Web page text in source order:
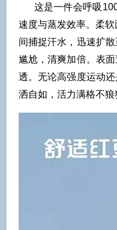
这是一件会呼吸
速度与蒸发效率。柔
间捕捉汗水，迅速扩
尴尬，清爽加倍。表
透。无论高强度运动
洒自如，活力满格不狼